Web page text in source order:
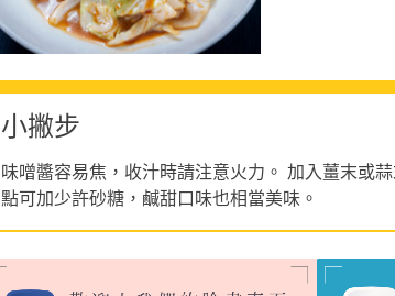
小撇步
味噌醬容易焦，收汁時請注意火力。 加入薑末或
點可加少許砂糖，鹹甜口味也相當美味。